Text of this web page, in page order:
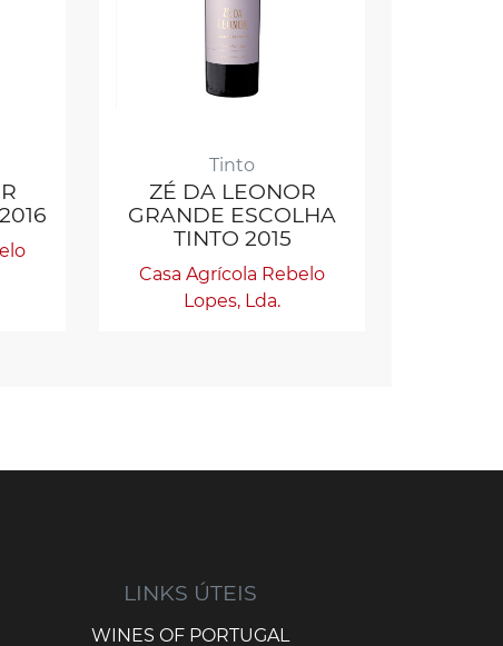
Tinto
ZÉ DA LEONOR
GRANDE ESCOLHA
TINTO 2015
Casa Agrícola Rebelo
Lopes, Lda.
LINKS ÚTEIS
WINES OF PORTUGAL